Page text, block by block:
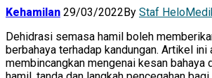
Kehamilan 29/03/2022By Staf
Dehidrasi semasa hamil boleh
berbahaya terhadap kandungan. Artikel ini
membincangkan mengenai kesan bahaya